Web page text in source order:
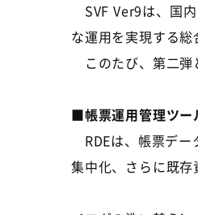
SVF Ver9は、国
な運用を実現する総
このたび、第二弾
■帳票運用管理ツ
RDEは、帳票デー
集中化、さらに既